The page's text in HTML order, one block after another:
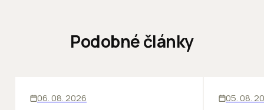
Podobné články
06. 08. 2026 05. 08.